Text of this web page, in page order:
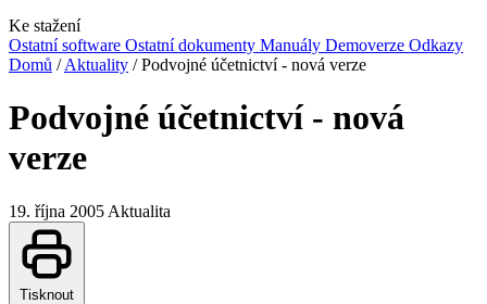
Ke stažení
Ostatní software Ostatní dokumenty Manuály Demoverze Odkazy
Domů / Aktuality / Podvojné účetnictví - nová verze
Podvojné účetnictví - nová
verze
19. října 2005 Aktualita
Tisknout